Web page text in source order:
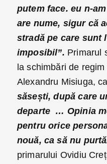
putem face. eu n-
are nume, sigur că
stradă pe care sunt
imposibil”. Primarul
la schimbări de
Alexandru Misiuga,
săsești, după care
departe … Opinia
pentru orice
nouă, ca să nu
primarului Ovidiu